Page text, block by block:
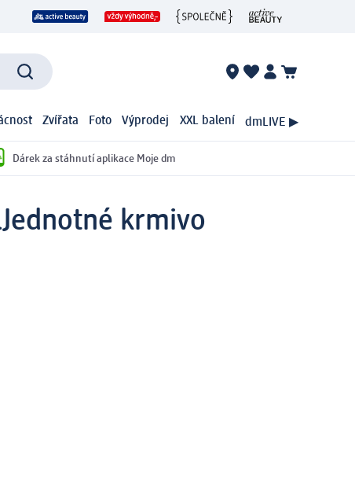
Zvířata Foto Výprodej XXL balení dmLIVE ▶
Dárek za stáhnutí aplikace Moje dm
Jednotné krmivo